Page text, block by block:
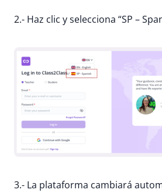
2.- Haz clic y selecciona “SP –
3.- La plataforma cambiará